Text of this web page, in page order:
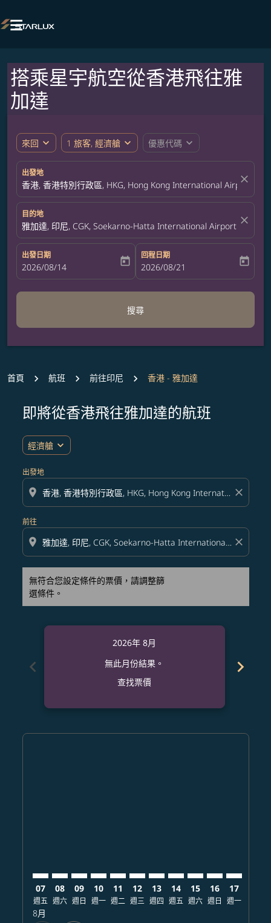

搭乘星宇航空從香港飛往雅
加達
來回 expand_more 1 旅客, 經濟艙 expand_more 優惠代碼 expand_more
出發地
香港, 香港特別行政區, HKG, Hong Kong International Airport
close
目的地
雅加達, 印尼, CGK, Soekarno-Hatta International Airport close
出發日期
fc-booking-departure-date-aria-label
2026/08/14 today
回程日期
fc-booking-return-date-aria-label
2026/08/21 today
搜尋
首頁 航班 前往印尼 香港 - 雅加達
即將從香港飛往雅加達的航班
經濟艙 expand_more
出發地
location_on close
前往
location_on close
無符合您設定條件的票價，請調整篩
選條件。
無符合您設定條件的票價，請調整篩選條件。
chevron_left
2026年 8月
無此月份結果。
查找票價
chevron_right
07
週五
8月
08
週六
09
週日
10
週一
11
週二
12
週三
13
週四
14
週五
15
週六
16
週日
17
週一